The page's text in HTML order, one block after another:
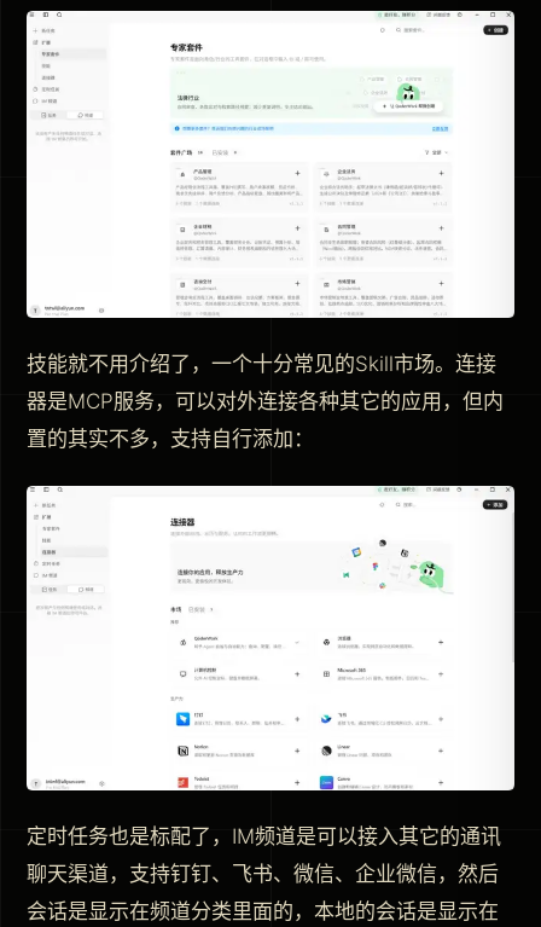
技能就不用介绍了，一个十分常见的Skill市场。连接
器是MCP服务，可以对外连接各种其它的应用，但内
置的其实不多，支持自行添加：
定时任务也是标配了，IM频道是可以接入其它的通讯
聊天渠道，支持钉钉、飞书、微信、企业微信，然后
会话是显示在频道分类里面的，本地的会话是显示在